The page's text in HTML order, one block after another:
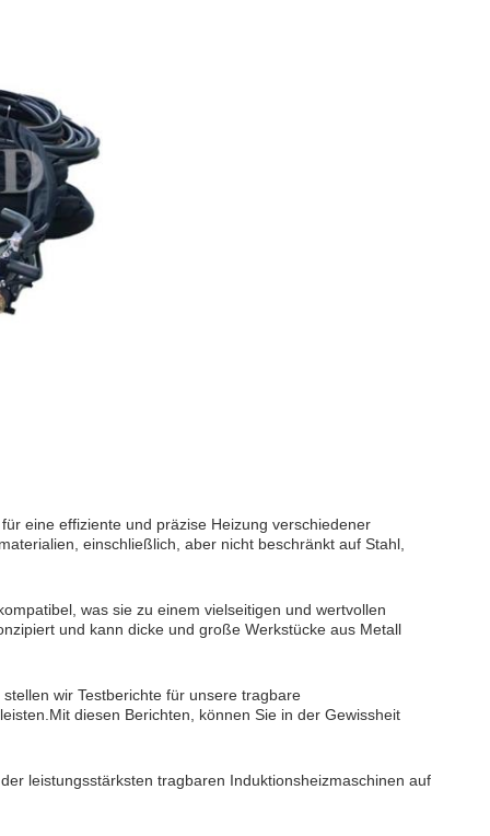
eine effiziente und präzise Heizung verschiedener
einschließlich, aber nicht beschränkt auf Stahl,
was sie zu einem vielseitigen und wertvollen
und kann dicke und große Werkstücke aus Metall
wir Testberichte für unsere tragbare
diesen Berichten, können Sie in der Gewissheit
leistungsstärksten tragbaren Induktionsheizmaschinen auf